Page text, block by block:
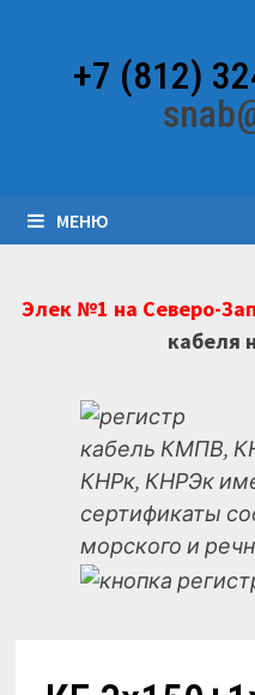
содержимому+7 (812)
МЕНЮ
Элек №1 на Северо-
кабеля
кабель КМПВ,
КНРк, КНРЭк
сертификаты
морского и